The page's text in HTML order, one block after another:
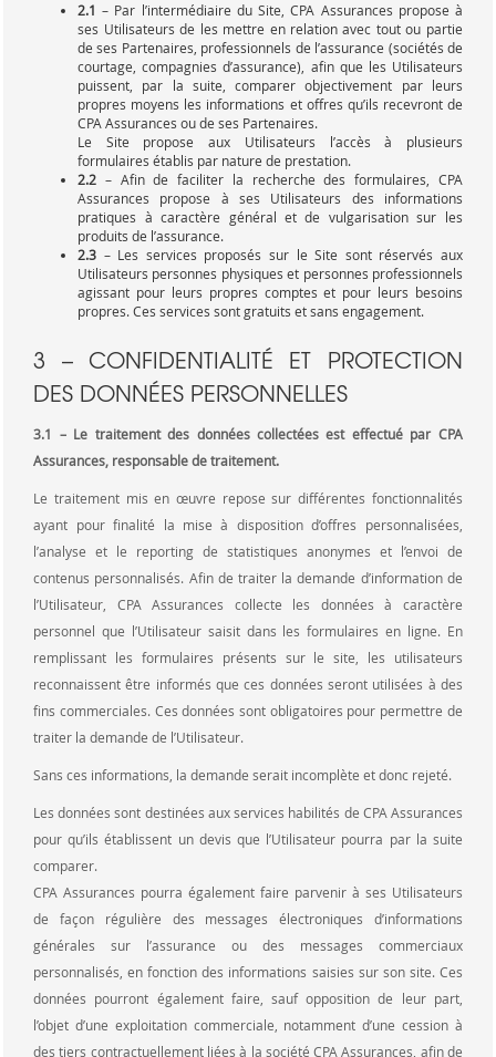
2.1 – Par l’intermédiaire du Site, CPA Assurances propose à
ses Utilisateurs de les mettre en relation avec tout ou partie
de ses Partenaires, professionnels de l’assurance (sociétés de
courtage, compagnies d’assurance), afin que les Utilisateurs
puissent, par la suite, comparer objectivement par leurs
propres moyens les informations et offres qu’ils recevront de
CPA Assurances ou de ses Partenaires.
Le Site propose aux Utilisateurs l’accès à plusieurs
formulaires établis par nature de prestation.
2.2 – Afin de faciliter la recherche des formulaires, CPA
Assurances propose à ses Utilisateurs des informations
pratiques à caractère général et de vulgarisation sur les
produits de l’assurance.
2.3 – Les services proposés sur le Site sont réservés aux
Utilisateurs personnes physiques et personnes professionnels
agissant pour leurs propres comptes et pour leurs besoins
propres. Ces services sont gratuits et sans engagement.
3 – CONFIDENTIALITÉ ET PROTECTION
DES DONNÉES PERSONNELLES
3.1 – Le traitement des données collectées est effectué par CPA
Assurances, responsable de traitement.
Le traitement mis en œuvre repose sur différentes fonctionnalités
ayant pour finalité la mise à disposition d’offres personnalisées,
l’analyse et le reporting de statistiques anonymes et l’envoi de
contenus personnalisés. Afin de traiter la demande d’information de
l’Utilisateur, CPA Assurances collecte les données à caractère
personnel que l’Utilisateur saisit dans les formulaires en ligne. En
remplissant les formulaires présents sur le site, les utilisateurs
reconnaissent être informés que ces données seront utilisées à des
fins commerciales. Ces données sont obligatoires pour permettre de
traiter la demande de l’Utilisateur.
Sans ces informations, la demande serait incomplète et donc rejeté.
Les données sont destinées aux services habilités de CPA Assurances
pour qu’ils établissent un devis que l’Utilisateur pourra par la suite
comparer.
CPA Assurances pourra également faire parvenir à ses Utilisateurs
de façon régulière des messages électroniques d’informations
générales sur l’assurance ou des messages commerciaux
personnalisés, en fonction des informations saisies sur son site. Ces
données pourront également faire, sauf opposition de leur part,
l’objet d’une exploitation commerciale, notamment d’une cession à
des tiers contractuellement liées à la société CPA Assurances, afin de